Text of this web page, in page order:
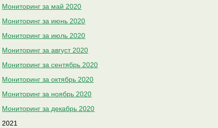
Мониторинг за май 2020
Мониторинг за июнь 2020
Мониторинг за июль 2020
Мониторинг за август 2020
Мониторинг за сентябрь 2020
Мониторинг за октябрь 2020
Мониторинг за ноябрь 2020
Мониторинг за декабрь 2020
2021